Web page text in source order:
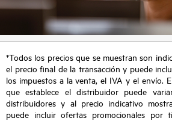
*Todos los precios que se muestran son
el precio final de la transacción y puede
los impuestos a la venta, el IVA y el envío.
que establece el distribuidor puede
distribuidores y al precio indicativo
puede incluir ofertas promocionales por